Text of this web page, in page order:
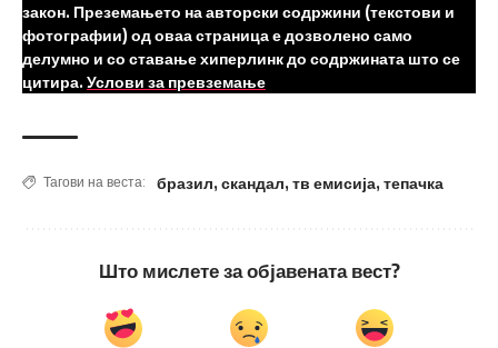
закон. Преземањето на авторски содржини (текстови и
фотографии) од оваа страница е дозволено само
делумно и со ставање хиперлинк до содржината што се
цитира. Услови за превземање
Тагови на веста: бразил, скандал, тв емисија, тепачка
Што мислете за објавената вест?